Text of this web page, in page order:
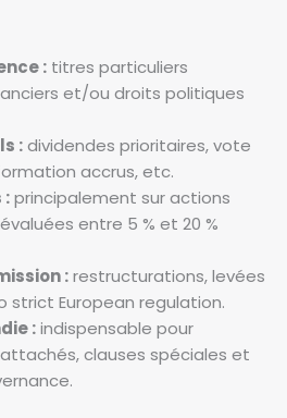
: titres particuliers
et/ou droits politiques
:dividendes prioritaires, vote
accrus, etc.
:principalement sur actions
entre 5 % et 20 %
:restructurations, levées
strict European regulation.
:indispensable pour
clauses spéciales et